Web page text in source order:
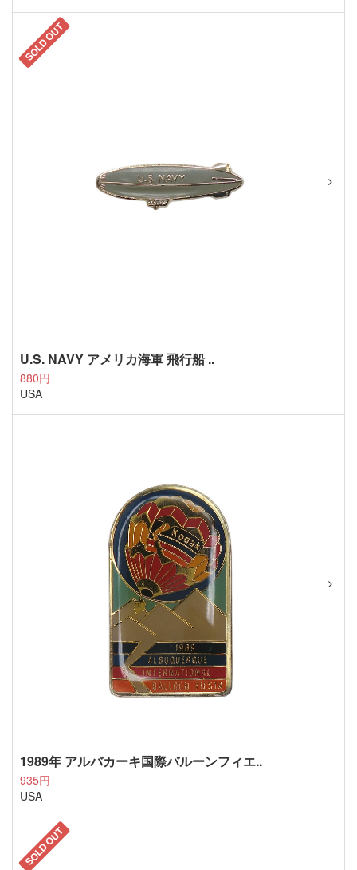
SOLD OUT
U.S. NAVY アメリカ海軍 飛行船 ..
880円
USA
1989年 アルバカーキ国際バルーンフィエ..
935円
USA
SOLD OUT